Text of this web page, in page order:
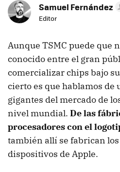
Samuel Fernández
Editor
Aunque TSMC puede que
conocido entre el gran
comercializar chips bajo
cierto es que hablamos de
gigantes del mercado de
nivel mundial. De las
procesadores con el
también allí se fabrican
dispositivos de Apple.